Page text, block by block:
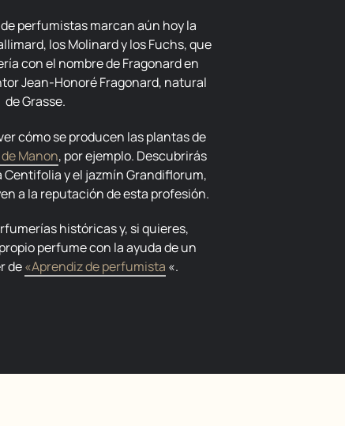
los Molinard y los Fuchs, que
con el nombre de Fragonard en
Jean-Honoré Fragonard, natural
de Grasse.
Manon, por ejemplo. Descubrirás
y el jazmín Grandiflorum,
a la reputación de esta profesión.
perfume con la ayuda de un
de«Aprendiz de perfumista «.